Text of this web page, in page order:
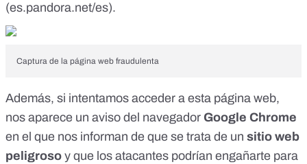
(es.pandora.net/es).
Captura de la página web fraudulenta
Además, si intentamos acceder a esta página web,
nos aparece un aviso del navegador Google Chrome
en el que nos informan de que se trata de un sitio web
peligroso y que los atacantes podrían engañarte para